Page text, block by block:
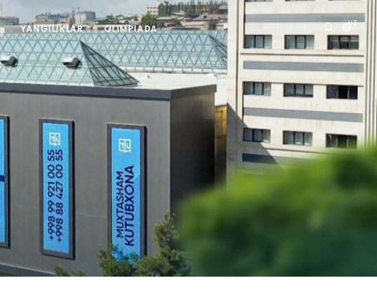
UZ
YANGILIKLAR OLIMPIADA